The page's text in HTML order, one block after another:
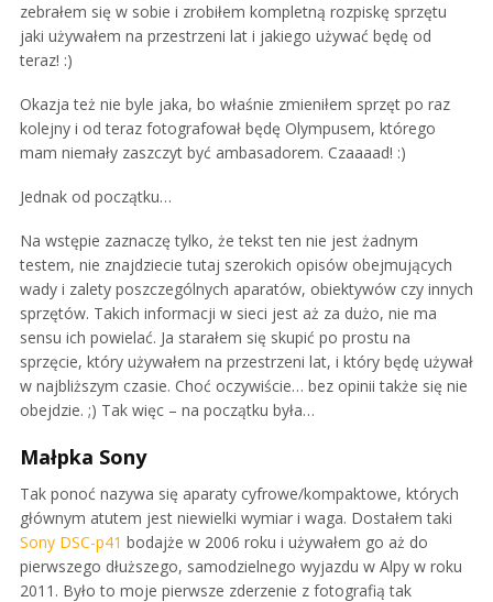
zebrałem się w sobie i zrobiłem kompletną rozpiskę sprzętu
jaki używałem na przestrzeni lat i jakiego używać będę od
teraz! :)
Okazja też nie byle jaka, bo właśnie zmieniłem sprzęt po raz
kolejny i od teraz fotografował będę Olympusem, którego
mam niemały zaszczyt być ambasadorem. Czaaaad! :)
Jednak od początku…
Na wstępie zaznaczę tylko, że tekst ten nie jest żadnym
testem, nie znajdziecie tutaj szerokich opisów obejmujących
wady i zalety poszczególnych aparatów, obiektywów czy innych
sprzętów. Takich informacji w sieci jest aż za dużo, nie ma
sensu ich powielać. Ja starałem się skupić po prostu na
sprzęcie, który używałem na przestrzeni lat, i który będę używał
w najbliższym czasie. Choć oczywiście… bez opinii także się nie
obejdzie. ;) Tak więc – na początku była…
Małpka Sony
Tak ponoć nazywa się aparaty cyfrowe/kompaktowe, których
głównym atutem jest niewielki wymiar i waga. Dostałem taki
Sony DSC-p41 bodajże w 2006 roku i używałem go aż do
pierwszego dłuższego, samodzielnego wyjazdu w Alpy w roku
2011. Było to moje pierwsze zderzenie z fotografią tak